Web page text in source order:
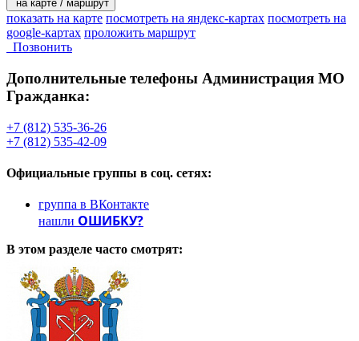
на карте / маршрут
показать на карте посмотреть на яндекс-картах посмотреть на
google-картах проложить маршрут
Позвонить
Дополнительные телефоны Администрация МО
Гражданка:
+7 (812) 535-36-26
+7 (812) 535-42-09
Официальные группы в соц. сетях:
группа в ВКонтакте
нашли ОШИБКУ?
В этом разделе часто смотрят: